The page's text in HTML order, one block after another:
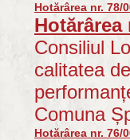
Hotărârea nr. 78/
Hotărârea
Consiliul
calitatea
Comuna
Hotărârea nr. 76/